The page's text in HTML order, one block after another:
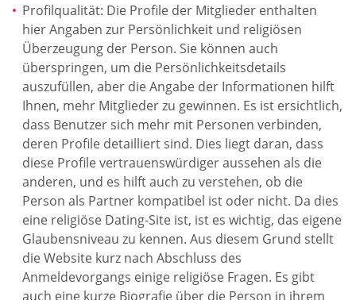
Profilqualität: Die Profile der Mitglieder enthalten
hier Angaben zur Persönlichkeit und religiösen
Überzeugung der Person. Sie können auch
überspringen, um die Persönlichkeitsdetails
auszufüllen, aber die Angabe der Informationen hilft
Ihnen, mehr Mitglieder zu gewinnen. Es ist ersichtlich,
dass Benutzer sich mehr mit Personen verbinden,
deren Profile detailliert sind. Dies liegt daran, dass
diese Profile vertrauenswürdiger aussehen als die
anderen, und es hilft auch zu verstehen, ob die
Person als Partner kompatibel ist oder nicht. Da dies
eine religiöse Dating-Site ist, ist es wichtig, das eigene
Glaubensniveau zu kennen. Aus diesem Grund stellt
die Website kurz nach Abschluss des
Anmeldevorgangs einige religiöse Fragen. Es gibt
auch eine kurze Biografie über die Person in ihrem